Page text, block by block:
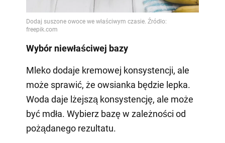
Wybór niewłaściwej bazy
Mleko dodaje kremowej konsystencji, ale
może sprawić, że owsianka będzie lepka.
Woda daje lżejszą konsystencję, ale może
być mdła. Wybierz bazę w zależności od
pożądanego rezultatu.